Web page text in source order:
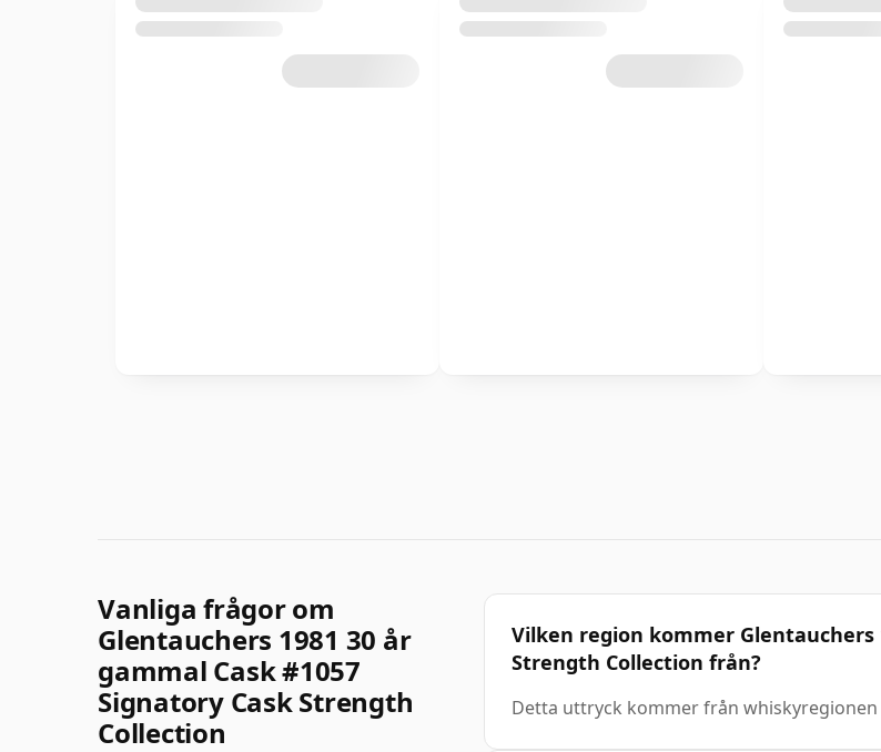
Vanliga frågor om
Glentauchers 1981 30 år
gammal Cask #1057
Signatory Cask Strength
Collection
Vilken region kommer Glentauchers
Strength Collection från?
Detta uttryck kommer från whiskyregionen